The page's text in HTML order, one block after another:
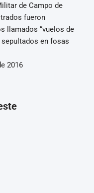
de Campo de
fueron
llamados “vuelos de
en fosas
2016